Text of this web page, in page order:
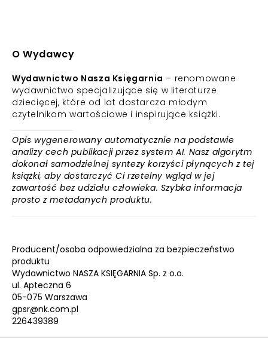
O Wydawcy
Wydawnictwo Nasza Księgarnia – renomowane
wydawnictwo specjalizujące się w literaturze
dziecięcej, które od lat dostarcza młodym
czytelnikom wartościowe i inspirujące książki.
Opis wygenerowany automatycznie na podstawie
analizy cech publikacji przez system AI. Nasz algorytm
dokonał samodzielnej syntezy korzyści płynących z tej
książki, aby dostarczyć Ci rzetelny wgląd w jej
zawartość bez udziału człowieka. Szybka informacja
prosto z metadanych produktu.
Producent/osoba odpowiedzialna za bezpieczeństwo
produktu
Wydawnictwo NASZA KSIĘGARNIA Sp. z o.o.
ul. Apteczna 6
05-075 Warszawa
gpsr@nk.com.pl
226439389